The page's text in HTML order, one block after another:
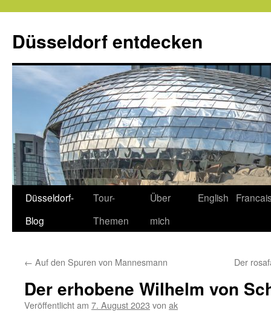
springen
Düsseldorf entdecken
Düsseldorf-
Blog
Tour-
Themen
Über
mich
English
← Auf den Spuren von Mannesmann Der
Der erhobene Wilhelm von
Veröffentlicht am 7. August 2023 von ak